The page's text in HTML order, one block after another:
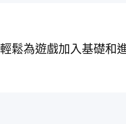
鬆為遊戲加入基礎和